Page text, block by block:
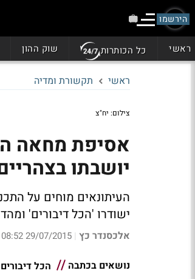
הירשמו
ראשי כל הכותרות שוק ההון
ראשי תקשורת ומדיה
צילום: יח"צ
אסיפת מחאה
יושבתו
העיתונאים מוחים על
ישודרו 'הכל דיבורים'
אלכסנדר כץ |
29/07/2015 08:52
נושאים בכתבה
הכל דיבורים